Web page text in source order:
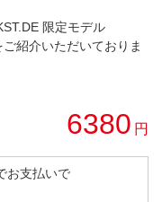
限定モデル
紹介いただいておりま
6380 円
お支払いで